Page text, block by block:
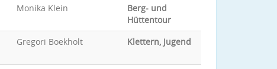
Monika Klein
Berg- und
Hüttentour
Gregori Boekholt Klettern, Jugend